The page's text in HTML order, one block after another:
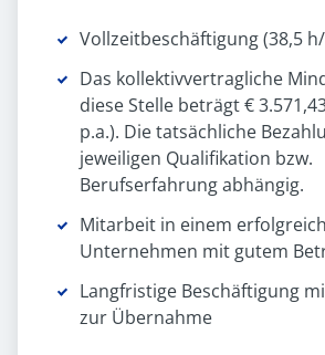
Vollzeitbeschäftigung (38,5
Das kollektivvertragliche
diese Stelle beträgt €
p.a.). Die tatsächliche
jeweiligen Qualifikation bzw.
Berufserfahrung abhängig.
Mitarbeit in einem
Unternehmen mit gutem
Langfristige Beschäftigung
zur Übernahme